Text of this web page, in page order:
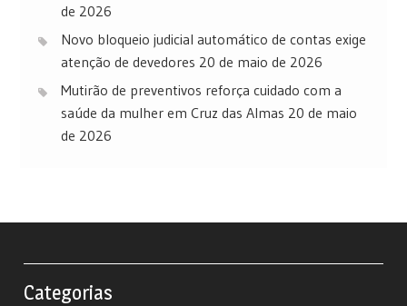
de 2026
Novo bloqueio judicial automático de contas exige
atenção de devedores 20 de maio de 2026
Mutirão de preventivos reforça cuidado com a
saúde da mulher em Cruz das Almas 20 de maio
de 2026
Categorias